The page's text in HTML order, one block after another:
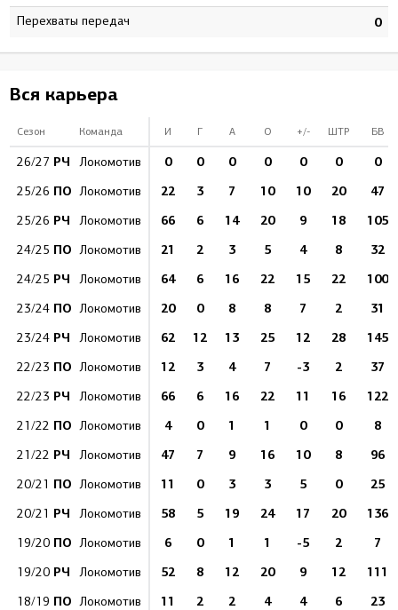
Перехваты передач 0
Вся карьера
Сезон Команда И Г А О +/- ШТР БВ
26/27 РЧ Локомотив 0 0 0 0 0 0 0
25/26 ПО Локомотив 22 3 7 10 10 20 47
25/26 РЧ Локомотив 66 6 14 20 9 18 105
24/25 ПО Локомотив 21 2 3 5 4 8 32
24/25 РЧ Локомотив 64 6 16 22 15 22 100
23/24 ПО Локомотив 20 0 8 8 7 2 31
23/24 РЧ Локомотив 62 12 13 25 12 28 145
22/23 ПО Локомотив 12 3 4 7 -3 2 37
22/23 РЧ Локомотив 66 6 16 22 11 16 122
21/22 ПО Локомотив 4 0 1 1 0 0 8
21/22 РЧ Локомотив 47 7 9 16 10 8 96
20/21 ПО Локомотив 11 0 3 3 5 0 25
20/21 РЧ Локомотив 58 5 19 24 17 20 136
19/20 ПО Локомотив 6 0 1 1 -5 2 7
19/20 РЧ Локомотив 52 8 12 20 9 12 111
18/19 ПО Локомотив 11 2 2 4 4 6 23